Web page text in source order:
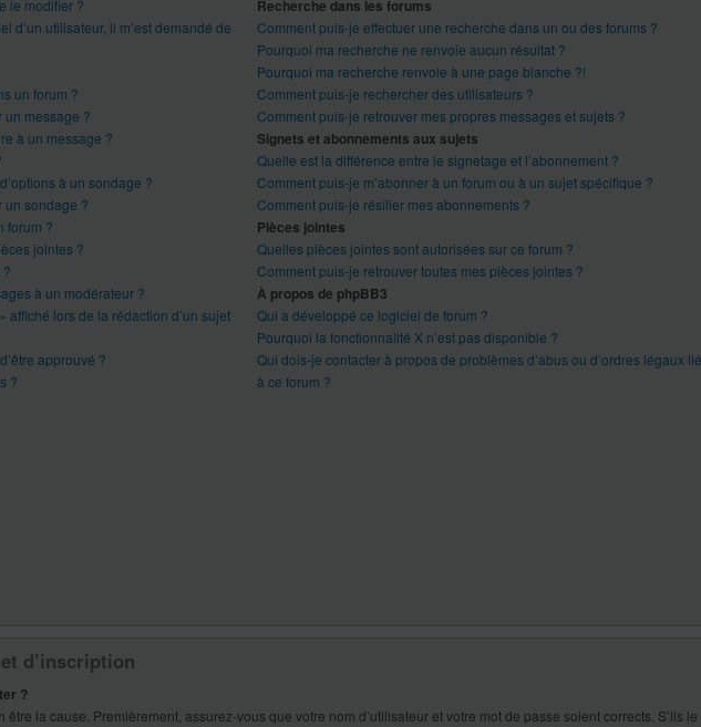
le modifier ?
d’un utilisateur, il m’est demandé de
un forum ?
message ?
à un message ?
à un sondage ?
un sondage ?
forum ?
jointes ?
à un modérateur ?
affiché lors de la rédaction d’un sujet
approuvé ?
?
Recherche dans les forums
Comment puis-je effectuer une recherche dans un ou des forums ?
Pourquoi ma recherche ne renvoie aucun résultat ?
Pourquoi ma recherche renvoie à une page blanche ?!
Comment puis-je rechercher des utilisateurs ?
Comment puis-je retrouver mes propres messages et sujets ?
Signets et abonnements aux sujets
Quelle est la différence entre le signetage et l’abonnement ?
Comment puis-je m’abonner à un forum ou à un sujet spécifique ?
Comment puis-je résilier mes abonnements ?
Pièces jointes
Quelles pièces jointes sont autorisées sur ce forum ?
Comment puis-je retrouver toutes mes pièces jointes ?
À propos de phpBB3
Qui a développé ce logiciel de forum ?
Pourquoi la fonctionnalité X n’est pas disponible ?
Qui dois-je contacter à propos de problèmes d’abus ou d’ordres légaux
à ce forum ?
d’inscription
?
la cause. Premièrement, assurez-vous que votre nom d’utilisateur et votre mot de passe soient corrects. S’ils le